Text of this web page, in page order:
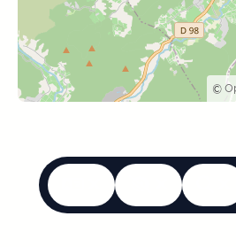
©
Langues
Fermer le menu
Accessibilité
Fermer le